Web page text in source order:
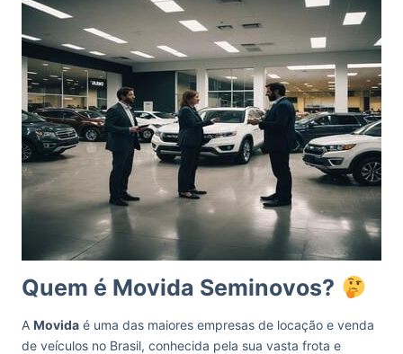
Quem é Movida Seminovos?
A Movida é uma das maiores empresas de locação e venda
de veículos no Brasil, conhecida pela sua vasta frota e